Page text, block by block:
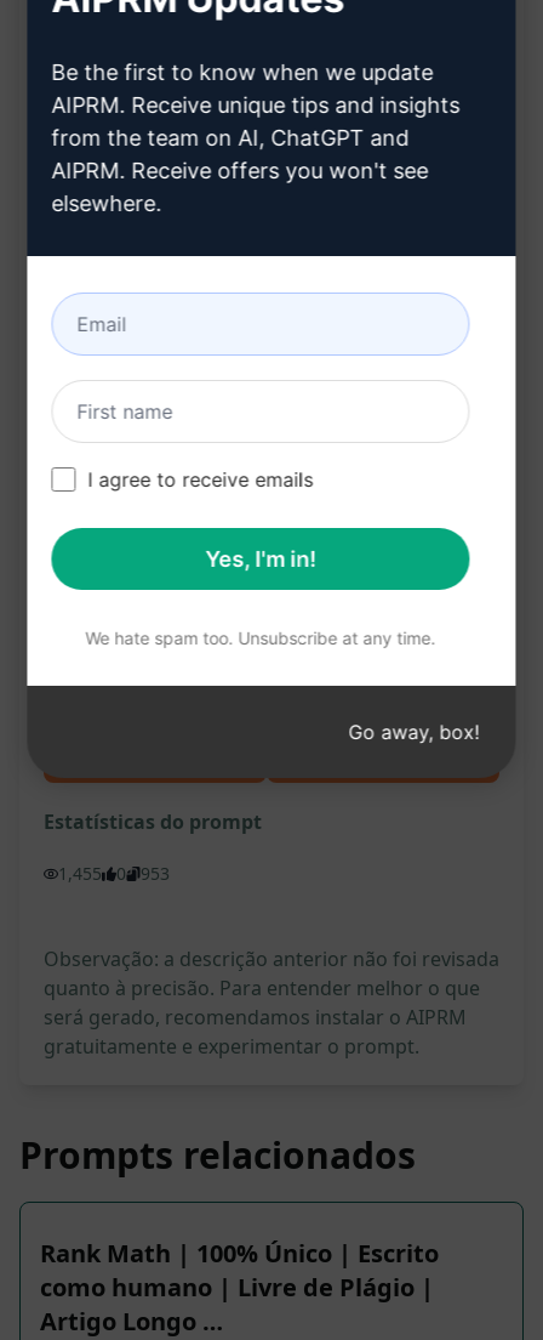
Artigo otimizado para mecanismos de busca
sem riscos legais
Originalidade assegurada com a capacidade
Melhora da visibilidade online por meio de
palavras-chave estrategicamente posicionadas
Conformidade com padrões de SEO,
garantindo uma classificação mais alta nos
Clique no botão e experimente este prompt no
ChatGPT para obter o melhor artigo SEO não
aprovado por plugins de SEO.
Experimente no Cha
Estatísticas do prompt
1,455 0 953
Observação: a descrição anterior não foi revisada
quanto à precisão. Para entender melhor o que
será gerado, recomendamos instalar o AIPRM
gratuitamente e experimentar o prompt.
Prompts relacionados
Rank Math | 100% Único | Escrito
como humano | Livre de Plágio |
Artigo Longo …
Be the first to know when we update
AIPRM. Receive unique tips and insights
from the team on AI, ChatGPT and
AIPRM. Receive offers you won't see
elsewhere.
I agree to receive emails
Yes, I'm in!
We hate spam too. Unsubscribe at any time.
Go away, box!